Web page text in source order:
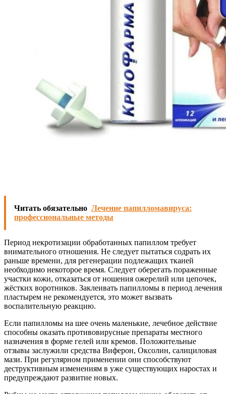
Читать обязательно Лечение папилломавируса:
профессиональные методы
Период некротизации обработанных папиллом требует
внимательного отношения. Не следует пытаться содрать их
раньше времени, для регенерации подлежащих тканей
необходимо некоторое время. Следует оберегать пораженные
участки кожи, отказаться от ношения ожерелий или цепочек,
жёстких воротников. Заклеивать папилломы в период лечения
пластырем не рекомендуется, это может вызвать
воспалительную реакцию.
Если папилломы на шее очень маленькие, лечебное действие
способны оказать противовирусные препараты местного
назначения в форме гелей или кремов. Положительные
отзывы заслужили средства Виферон, Оксолин, салициловая
мази. При регулярном применении они способствуют
деструктивным изменениям в уже существующих наростах и
предупреждают развитие новых.